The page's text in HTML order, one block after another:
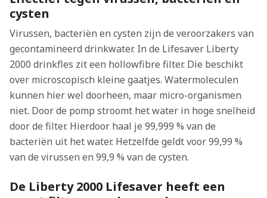
cysten
Virussen, bacteriën en cysten zijn de veroorzakers van
gecontamineerd drinkwater. In de Lifesaver Liberty
2000 drinkfles zit een hollowfibre filter. Die beschikt
over microscopisch kleine gaatjes. Watermoleculen
kunnen hier wel doorheen, maar micro-organismen
niet. Door de pomp stroomt het water in hoge snelheid
door de filter. Hierdoor haal je 99,999 % van de
bacteriën uit het water. Hetzelfde geldt voor 99,99 %
van de virussen en 99,9 % van de cysten.
De Liberty 2000 Lifesaver heeft een